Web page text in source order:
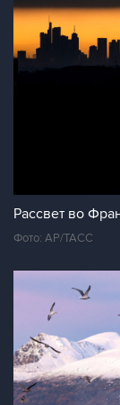
Рассвет во
Фото: АР/ТАСС